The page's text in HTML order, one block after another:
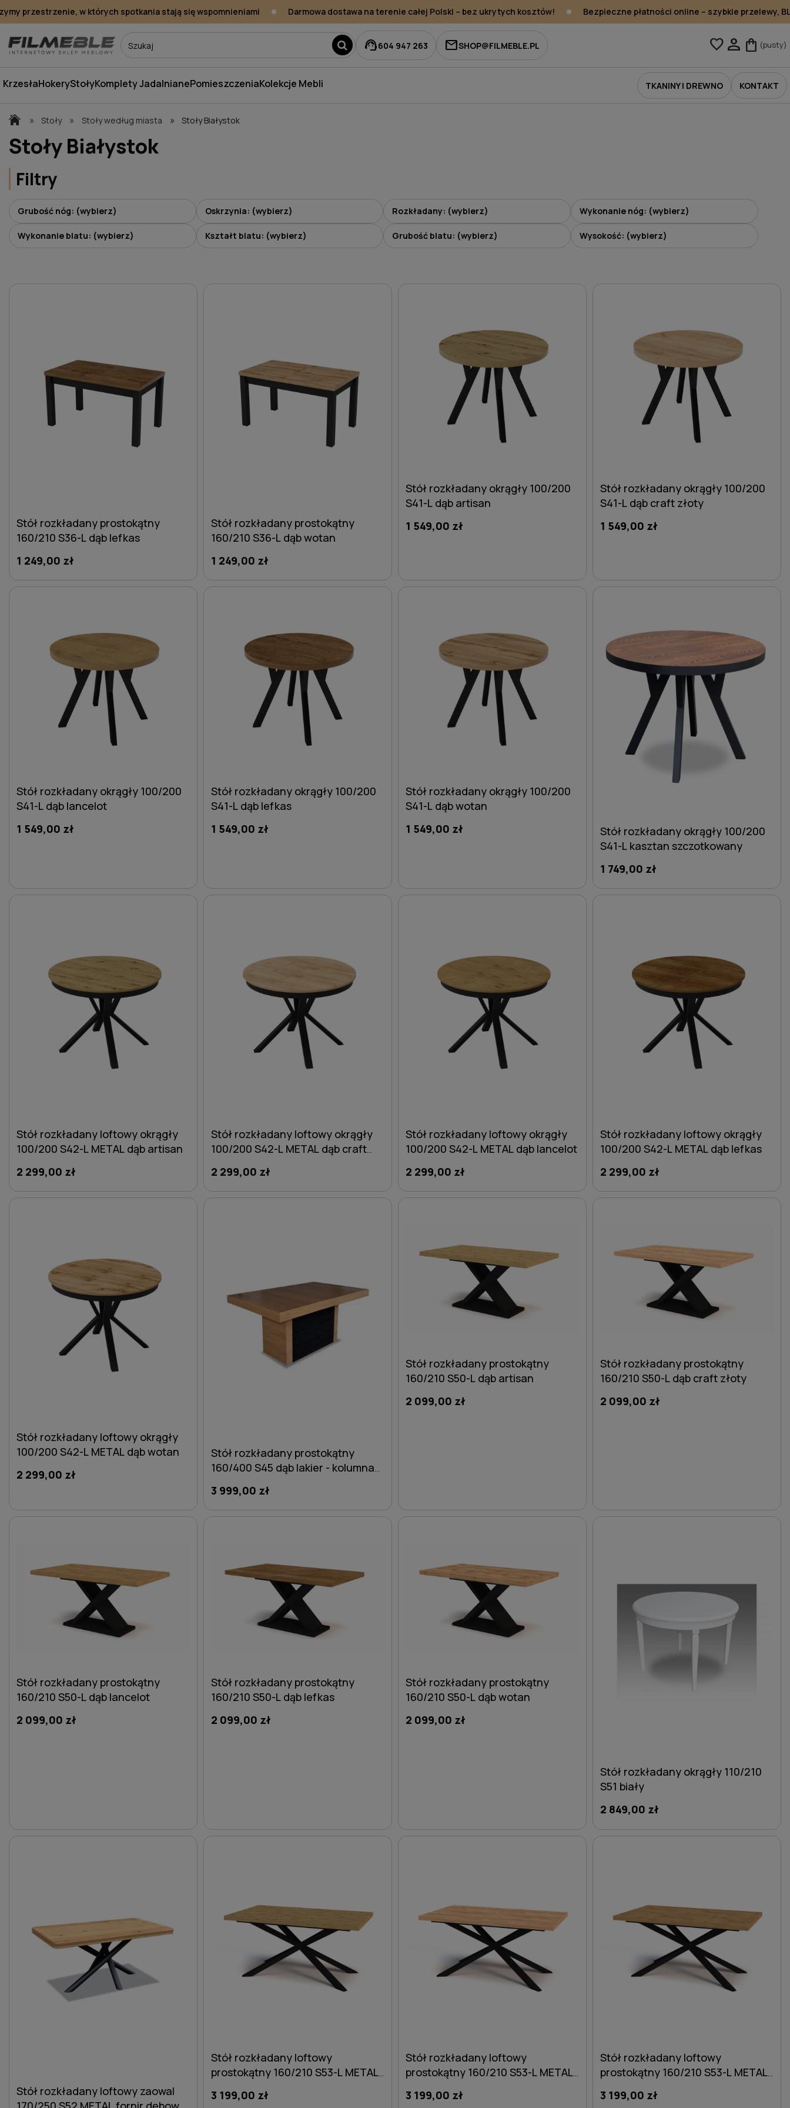
przestrzenie, w których spotkania stają się wspomnieniami Darmowa dostawa na terenie całej Polski – bez ukrytych kosztów! Bezpieczne płatności online – szybkie przelewy,
support_agent604 947 263 mailSHOP@FILMEBLE.PL favorite person shopping_bag (pusty)
KrzesłaHokeryStołyKomplety JadalnianePomieszczeniaKolekcje Mebli TKANINY I DREWNO KONTAKT
» Stoły » Stoły według miasta » Stoły Białystok
Stoły Białystok
Filtry
Grubość nóg: (wybierz) Oskrzynia: (wybierz) Rozkładany: (wybierz) Wykonanie nóg: (wybierz)
Wykonanie blatu: (wybierz) Kształt blatu: (wybierz) Grubość blatu: (wybierz) Wysokość: (wybierz)
Stół rozkładany prostokątny
160/210 S36-L dąb lefkas
1 249,00 zł
Stół rozkładany prostokątny
160/210 S36-L dąb wotan
1 249,00 zł
Stół rozkładany okrągły 100/200
S41-L dąb artisan
1 549,00 zł
Stół rozkładany okrągły 100/200
S41-L dąb craft złoty
1 549,00 zł
Stół rozkładany okrągły 100/200
S41-L dąb lancelot
1 549,00 zł
Stół rozkładany okrągły 100/200
S41-L dąb lefkas
1 549,00 zł
Stół rozkładany okrągły 100/200
S41-L dąb wotan
1 549,00 zł
Stół rozkładany okrągły 100/200
S41-L kasztan szczotkowany
1 749,00 zł
Stół rozkładany loftowy okrągły
100/200 S42-L METAL dąb artisan
2 299,00 zł
Stół rozkładany loftowy okrągły
100/200 S42-L METAL dąb craft
2 299,00 zł
Stół rozkładany loftowy okrągły
100/200 S42-L METAL dąb lancelot
2 299,00 zł
Stół rozkładany loftowy okrągły
100/200 S42-L METAL dąb lefkas
2 299,00 zł
Stół rozkładany loftowy okrągły
100/200 S42-L METAL dąb wotan
2 299,00 zł
Stół rozkładany prostokątny
160/400 S45 dąb lakier - kolumna
3 999,00 zł
Stół rozkładany prostokątny
160/210 S50-L dąb artisan
2 099,00 zł
Stół rozkładany prostokątny
160/210 S50-L dąb craft złoty
2 099,00 zł
Stół rozkładany prostokątny
160/210 S50-L dąb lancelot
2 099,00 zł
Stół rozkładany prostokątny
160/210 S50-L dąb lefkas
2 099,00 zł
Stół rozkładany prostokątny
160/210 S50-L dąb wotan
2 099,00 zł
Stół rozkładany okrągły 110/210
S51 biały
2 849,00 zł
Stół rozkładany loftowy zaowal
Stół rozkładany loftowy
prostokątny 160/210 S53-L METAL
3 199,00 zł
Stół rozkładany loftowy
prostokątny 160/210 S53-L METAL
3 199,00 zł
Stół rozkładany loftowy
prostokątny 160/210 S53-L METAL
3 199,00 zł